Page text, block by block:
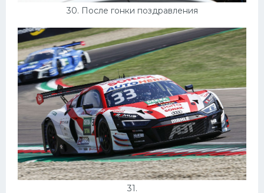
30. После гонки поздравления
31.